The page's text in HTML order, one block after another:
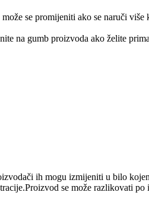
se promijeniti ako se naruči više
na gumb proizvoda ako želite
ih mogu izmijeniti u bilo
se može razlikovati